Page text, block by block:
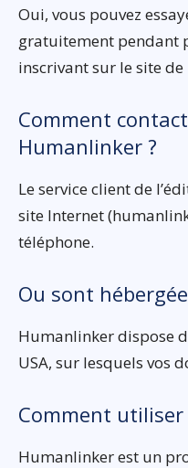
Oui, vous pouvez
gratuitement pendant
inscrivant sur le site de
Comment
Humanlinker ?
Le service client de
site Internet
téléphone.
Ou sont
Humanlinker dispose
USA, sur lesquels vos
Comment
Humanlinker est un